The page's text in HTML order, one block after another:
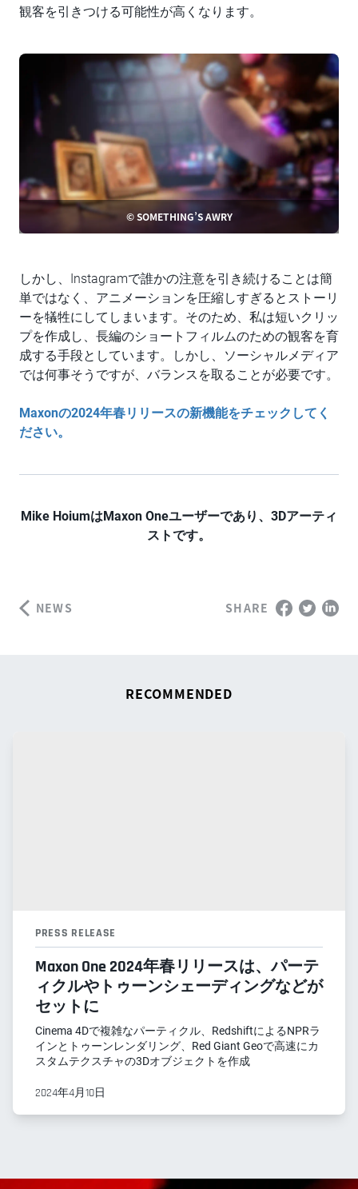
観客を引きつける可能性が高くなります。
© SOMETHING’S AWRY
しかし、Instagramで誰かの注意を引き続けることは簡
単ではなく、アニメーションを圧縮しすぎるとストーリ
ーを犠牲にしてしまいます。そのため、私は短いクリッ
プを作成し、長編のショートフィルムのための観客を育
成する手段としています。しかし、ソーシャルメディア
では何事そうですが、バランスを取ることが必要です。
Maxonの2024年春リリースの新機能をチェックしてく
ださい。
Mike HoiumはMaxon Oneユーザーであり、3Dアーティ
ストです。
NEWS SHARE
RECOMMENDED
PRESS RELEASE
Maxon One 2024年春リリースは、パーテ
ィクルやトゥーンシェーディングなどが
セットに
Cinema 4Dで複雑なパーティクル、RedshiftによるNPRラ
インとトゥーンレンダリング、Red Giant Geoで高速にカ
スタムテクスチャの3Dオブジェクトを作成
2024年4月10日